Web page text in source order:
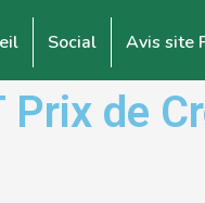
Social Avis site
Prix de